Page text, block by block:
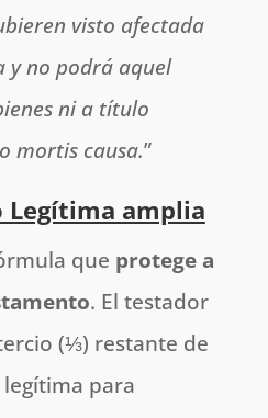
visto afectada
y no podrá aquel
ni a título
mortis causa.”
Legítima amplia
que protege a
. El testador
(⅓) restante de
para